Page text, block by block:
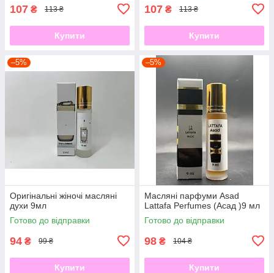
107 ₴ 113 ₴
Купити
107 ₴ 113 ₴
Купити
–5%
Оригінальні жіночі масляні
духи 9мл
Готово до відправки
94 ₴ 99 ₴
Купити
–5%
Масляні парфуми Asad
Lattafa Perfumes (Асад )9 мл
Готово до відправки
98 ₴ 104 ₴
Купити